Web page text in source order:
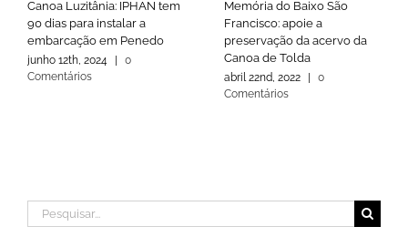
Canoa Luzitânia: IPHAN tem
90 dias para instalar a
embarcação em Penedo
junho 12th, 2024
0
Comentários
Memória do Baixo São
Francisco: apoie a
preservação da acervo da
Canoa de Tolda
abril 22nd, 2022
0
Comentários
Buscar
resultados